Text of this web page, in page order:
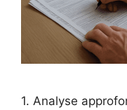
1. Analyse